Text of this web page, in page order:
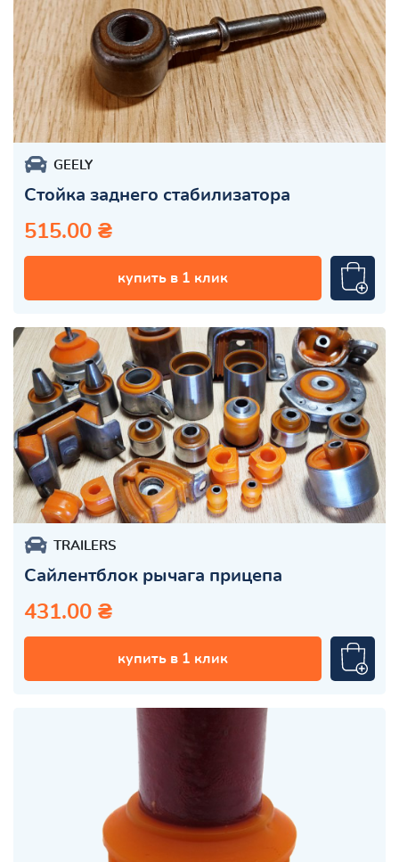
GEELY
Стойка заднего стабилизатора
515.00 ₴
купить в 1 клик
TRAILERS
Сайлентблок рычага прицепа
431.00 ₴
купить в 1 клик